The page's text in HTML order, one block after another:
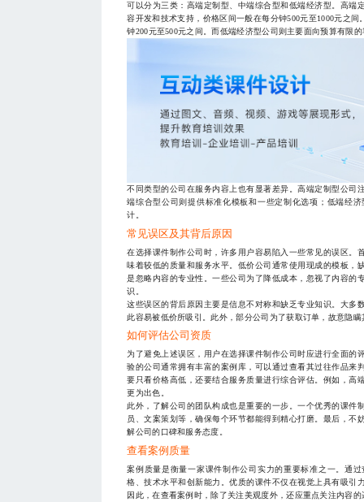
可以分为三类：高端定制型、中端综合型和低端经济型。高端
容开发和技术支持，价格区间一般在每分钟500元至1000元之
钟200元至500元之间。而低端经济型公司则主要面向预算有限
不同类型的公司在服务内容上也有显著差异。高端定制型公司
端综合型公司则提供标准化模板和一些定制化选项；低端经
计。
常见误区及其背后原因
在选择课件制作公司时，许多用户容易陷入一些常见的误区。
味着较低的质量和服务水平。低价公司通常使用现成的模板，
是忽略内容的专业性。一些公司为了降低成本，忽视了内容的
识。
这些误区的背后原因主要是信息不对称和缺乏专业知识。大多
此容易被低价所吸引。此外，部分公司为了获取订单，故意隐
如何评估公司资质
为了避免上述误区，用户在选择课件制作公司时应进行全面的
验的公司通常拥有丰富的案例库，可以通过查看其过往作品来
要只看价格高低，还要结合服务质量进行综合评估。例如，高
更为出色。
此外，了解公司的团队构成也是重要的一步。一个优秀的课件
员、文案策划等，确保每个环节都能得到精心打磨。最后，不
解公司的口碑和服务态度。
查看案例质量
案例质量是衡量一家课件制作公司实力的重要标准之一。通
格、技术水平和创新能力。优质的课件不仅在视觉上具有吸引
因此，在查看案例时，除了关注美观度外，还应重点关注内容